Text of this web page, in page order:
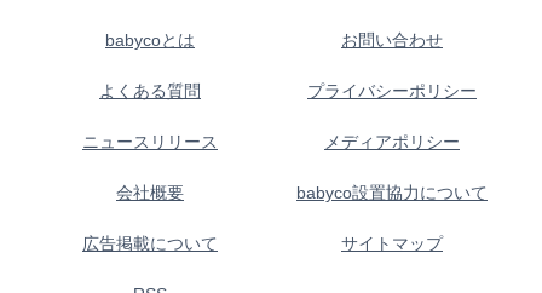
babycoとは お問い合わせ
よくある質問 プライバシーポリシー
ニュースリリース メディアポリシー
会社概要 babyco設置協力について
広告掲載について サイトマップ